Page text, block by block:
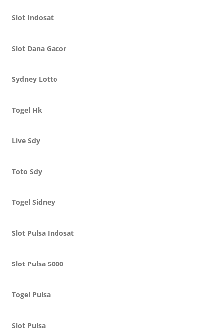
Slot Indosat
Slot Dana Gacor
Sydney Lotto
Togel Hk
Live Sdy
Toto Sdy
Togel Sidney
Slot Pulsa Indosat
Slot Pulsa 5000
Togel Pulsa
Slot Pulsa